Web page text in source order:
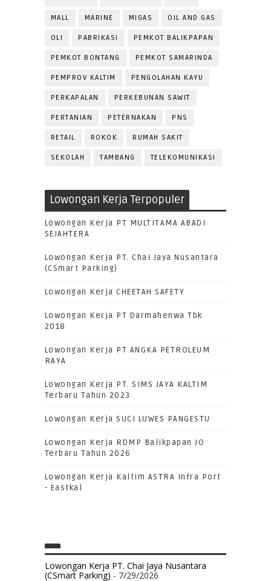
MALL MARINE MIGAS OIL AND GAS
OLI PABRIKASI PEMKOT BALIKPAPAN
PEMKOT BONTANG PEMKOT SAMARINDA
PEMPROV KALTIM PENGOLAHAN KAYU
PERKAPALAN PERKEBUNAN SAWIT
PERTANIAN PETERNAKAN PNS
RETAIL ROKOK RUMAH SAKIT
SEKOLAH TAMBANG TELEKOMUNIKASI
Lowongan Kerja Terpopuler
Lowongan Kerja PT MULTITAMA ABADI
SEJAHTERA
Lowongan Kerja PT. Chai Jaya Nusantara
(CSmart Parking)
Lowongan Kerja CHEETAH SAFETY
Lowongan Kerja PT Darmahenwa Tbk
2018
Lowongan Kerja PT ANGKA PETROLEUM
RAYA
Lowongan Kerja PT. SIMS JAYA KALTIM
Terbaru Tahun 2023
Lowongan Kerja SUCI LUWES PANGESTU
Lowongan Kerja RDMP Balikpapan JO
Terbaru Tahun 2026
Lowongan Kerja Kaltim ASTRA Infra Port
- Eastkal
Lowongan Kerja PT. Chai Jaya Nusantara
(CSmart Parking) - 7/29/2026